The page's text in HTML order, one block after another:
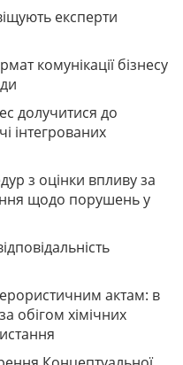
експерти
комунікації бізнесу
долучитися до
інтегрованих
з оцінки впливу за
щодо порушень у
актам: в
обігом хімічних